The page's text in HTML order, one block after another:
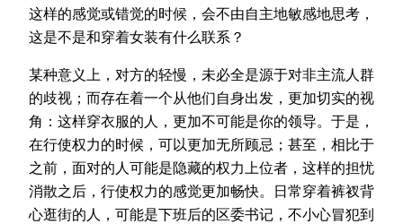
这样的感觉或错觉的时候，会不由自主地敏感地思考，
这是不是和穿着女装有什么联系？
某种意义上，对方的轻慢，未必全是源于对非主流人群
的歧视；而存在着一个从他们自身出发，更加切实的视
角：这样穿衣服的人，更加不可能是你的领导。于是，
在行使权力的时候，可以更加无所顾忌；甚至，相比于
之前，面对的人可能是隐藏的权力上位者，这样的担忧
消散之后，行使权力的感觉更加畅快。日常穿着裤衩背
心逛街的人，可能是下班后的区委书记，不小心冒犯到